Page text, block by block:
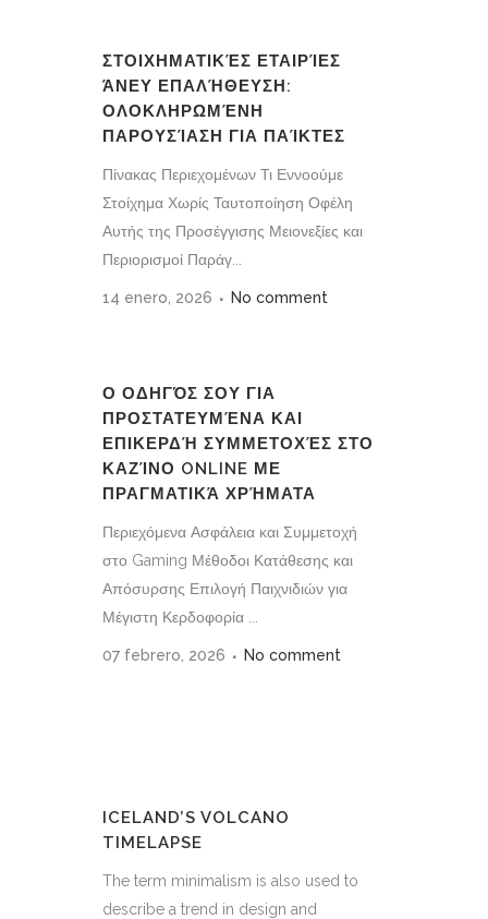
ΣΤΟΙΧΗΜΑΤΙΚΈΣ ΕΤΑΙΡΊΕΣ
ΆΝΕΥ ΕΠΑΛΉΘΕΥΣΗ:
ΟΛΟΚΛΗΡΩΜΈΝΗ
ΠΑΡΟΥΣΊΑΣΗ ΓΙΑ ΠΑΊΚΤΕΣ
Πίνακας Περιεχομένων Τι Εννοούμε
Στοίχημα Χωρίς Ταυτοποίηση Οφέλη
Αυτής της Προσέγγισης Μειονεξίες και
Περιορισμοί Παράγ...
14 enero, 2026 No comment
Ο ΟΔΗΓΌΣ ΣΟΥ ΓΙΑ
ΠΡΟΣΤΑΤΕΥΜΈΝΑ ΚΑΙ
ΕΠΙΚΕΡΔΉ ΣΥΜΜΕΤΟΧΈΣ ΣΤΟ
ΚΑΖΊΝΟ ONLINE ΜΕ
ΠΡΑΓΜΑΤΙΚΆ ΧΡΉΜΑΤΑ
Περιεχόμενα Ασφάλεια και Συμμετοχή
στο Gaming Μέθοδοι Κατάθεσης και
Απόσυρσης Επιλογή Παιχνιδιών για
Μέγιστη Κερδοφορία ...
07 febrero, 2026 No comment
ICELAND’S VOLCANO
TIMELAPSE
The term minimalism is also used to
describe a trend in design and